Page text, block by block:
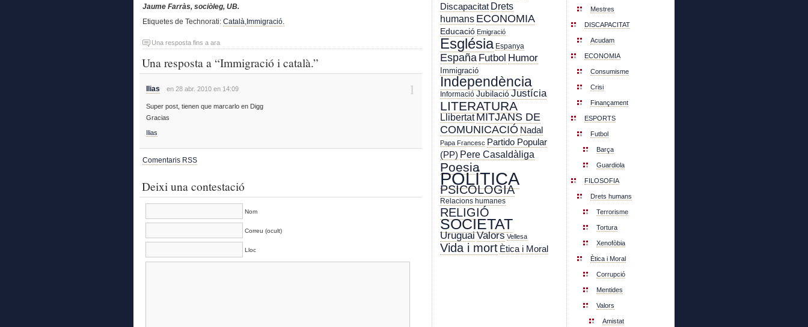
Jaume Farràs, sociòleg, UB.
Etiquetes de Technorati: Català,Immigració.
Una resposta fins a ara
Una resposta a “Immigració i català.”
Ilias en 28 abr. 2010 en 14:09 1
Super post, tienen que marcarlo en Digg
Gracias
Ilias
Comentaris RSS
Deixi una contestació
Nom
Correu (ocult)
Lloc
Discapacitat Drets
humans ECONOMIA
Educació Emigració
Església Espanya
España Futbol Humor
Immigració
Independència
Informació JubilacióJustícia
LITERATURA
LlibertatMITJANS DE
COMUNICACIÓ Nadal
Papa Francesc Partido Popular
(PP) Pere Casaldàliga
Poesia
POLÍTICA
PSICOLOGIA
Relacions humanes
RELIGIÓ
SOCIETAT
Uruguai Valors Vellesa
Vida i mort Ètica i Moral
Mestres
DISCAPACITAT
Acudam
ECONOMIA
Consumisme
Crisi
Finançament
ESPORTS
Futbol
Barça
Guardiola
FILOSOFIA
Drets humans
Terrorisme
Tortura
Xenofòbia
Ètica i Moral
Corrupció
Mentides
Valors
Amistat